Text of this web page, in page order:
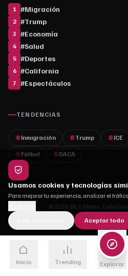
1 #Migración
2 #Trump
3 #Economía
4 #Salud
5 #Deportes
6 #California
7 #Espectáculos
TENDENCIAS
Inmigración Trump ICE
Fútbol DACA
© 2026 MLC Media. Todos los
DONDE CADA
Quiénes somos Contacto ·
Usamos cookies y tecnologías
Para mejorar tu experiencia, analizar el
Aceptar todo
Inicio Trending Explorar